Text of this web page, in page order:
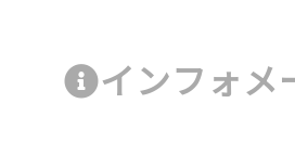
インフォメ